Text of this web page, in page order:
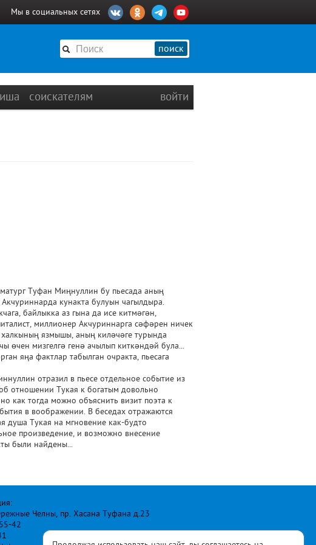
Мы в социальных сетях
поиск
соискателям войти
Туфан Миңнуллин бу пьесада аның
кунакта булуын чагылдыра.
байлыкка аз гына да исе китмәгән,
миллионер Акчуриннарга сәфәрен ничек
язмышы, аның киләчәге турында
мизгелгә генә ачылып киткәндәй була...
яңа фактлар табылган очракта, пьесага
отразил в пьесе отдельное событие из
отношении Тукая к богатым довольно
как тогда можно объяснить визит поэта к
в воображении. В беседах отражаются
душа Тукая на мгновение как-будто
произведение, и возможно внесение
были найдены...
Челны, пр. Хасана Туфана д.23
42